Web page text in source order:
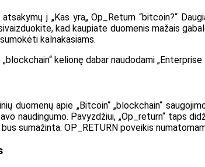
atsakymų į „Kas yra„ Op_Return “bitcoin?“
kad kaupiate duomenis mažais
kalnakasiams.
kelionę dabar naudodami
duomenų apie „Bitcoin“ „blockchain“
naudingumo. Pavyzdžiui, „Op_return“ taps
sumažinta. OP_RETURN poveikis